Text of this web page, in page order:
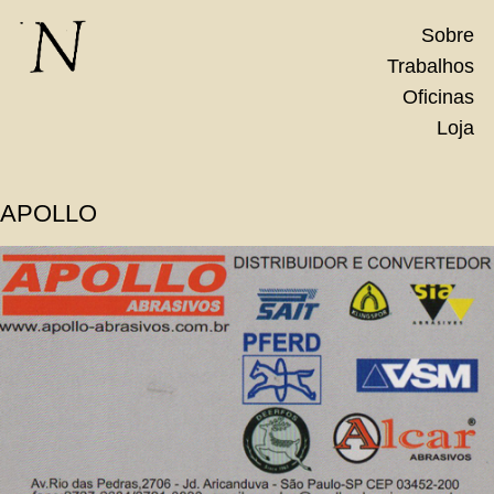
content
Sobre
Trabalhos
Oficinas
Loja
APOLLO